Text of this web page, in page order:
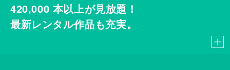
420,000 本以上が見放題！
最新レンタル作品も充実。